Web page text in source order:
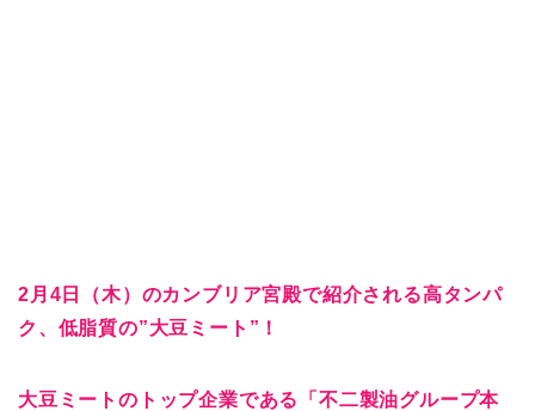
2月4日（木）のカンブリア宮殿で紹介される高タンパ
ク、低脂質の”大豆ミート”！
大豆ミートのトップ企業である「不二製油グループ本